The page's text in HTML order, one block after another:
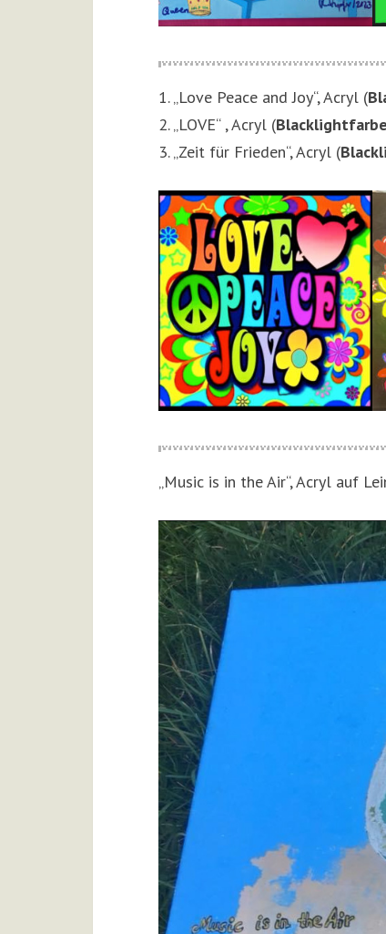
1. „Love Peace and Joy“, Acryl (
2. „LOVE“ , Acryl (
3. „Zeit für Frieden“, Acryl (
„Music is in the Air“, Acryl auf